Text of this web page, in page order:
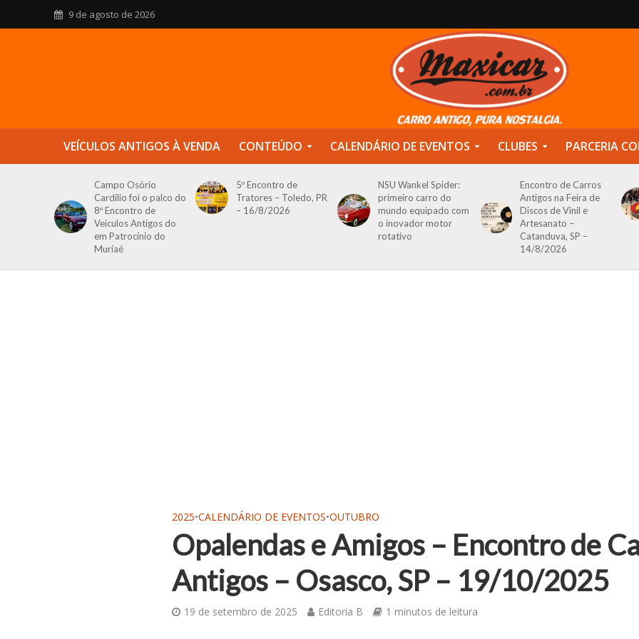
9 de agosto de 2026
VEÍCULOS ANTIGOS À VENDA CONTEÚDO CALENDÁRIO DE EVENTOS CLUBES PARCERIA
Campo Osório
Cardilio foi o palco do
8º Encontro de
Veículos Antigos do
em Patrocínio do
Muriaé
5º Encontro de
Tratores – Toledo, PR
– 16/8/2026
NSU Wankel Spider:
primeiro carro do
mundo equipado com
o inovador motor
rotativo
Encontro de Carros
Antigos na Feira de
Discos de Vinil e
Artesanato –
Catanduva, SP –
14/8/2026
2025•CALENDÁRIO DE EVENTOS•OUTUBRO
Opalendas e Amigos – Encontro de
Antigos – Osasco, SP – 19/10/2025
19 de setembro de 2025 Editoria B 1 minutos de leitura